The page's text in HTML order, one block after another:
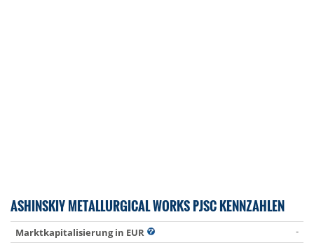
ASHINSKIY METALLURGICAL WORKS PJSC KENNZAHLEN
Marktkapitalisierung in EUR
-